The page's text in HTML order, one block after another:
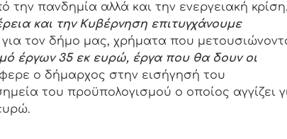
πανδημία αλλά και την ενεργειακή κρίση.
και την Κυβέρνηση επιτυγχάνουμε
τον δήμο μας, χρήματα που
έργων 35 εκ ευρώ, έργα που θα δουν οι
ο δήμαρχος στην εισήγησή του
του προϋπολογισμού ο οποίος αγγίζει